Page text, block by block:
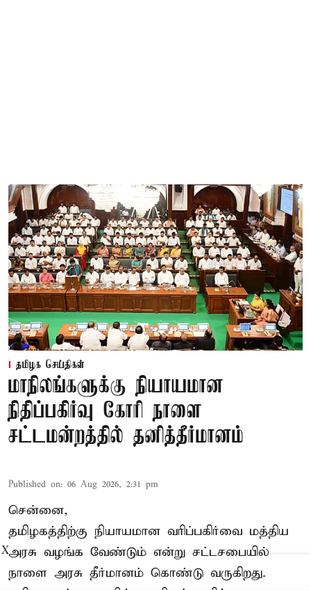
தமிழக செய்திகள்
மாநிலங்களுக்கு நியாயமான
நிதிப்பகிர்வு கோரி நாளை
சட்டமன்றத்தில் தனித்தீர்மானம்
Published on: 06 Aug 2026, 2:31 pm
சென்னை,
தமிழகத்திற்கு நியாயமான வரிப்பகிர்வை மத்திய
அரசு வழங்க வேண்டும் என்று சட்டசபையில்
நாளை அரசு தீர்மானம் கொண்டு வருகிறது.
X